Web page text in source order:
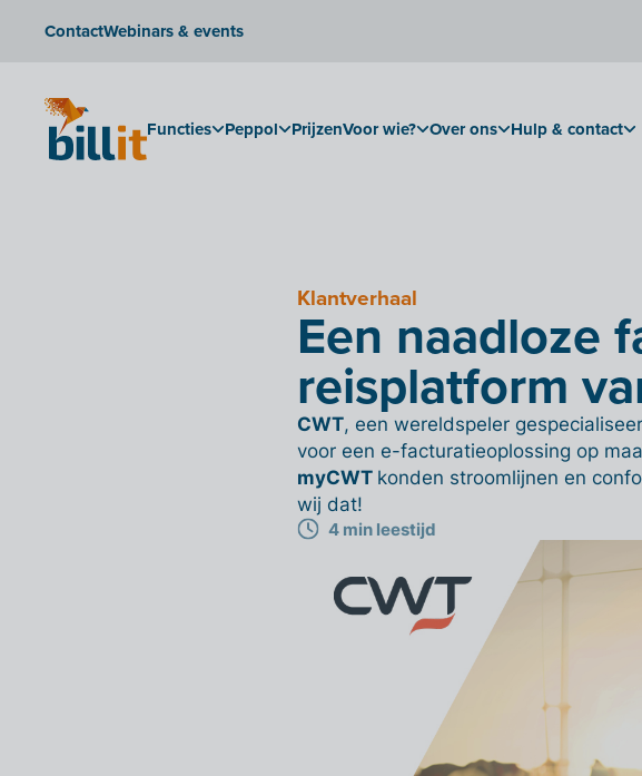
ContactWebinars & events
Functies Peppol PrijzenVoor wie? Over ons Hulp & contact
Klantverhaal
Een naadloze
reisplatform
CWT, een wereldspeler
voor een e-facturatieoplossing op
myCWT konden stroomlijnen en
wij dat!
4 min leestijd